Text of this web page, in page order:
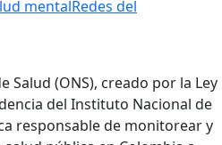
mentalRedes del
Salud (ONS), creado por la Ley
del Instituto Nacional de
responsable de monitorear y